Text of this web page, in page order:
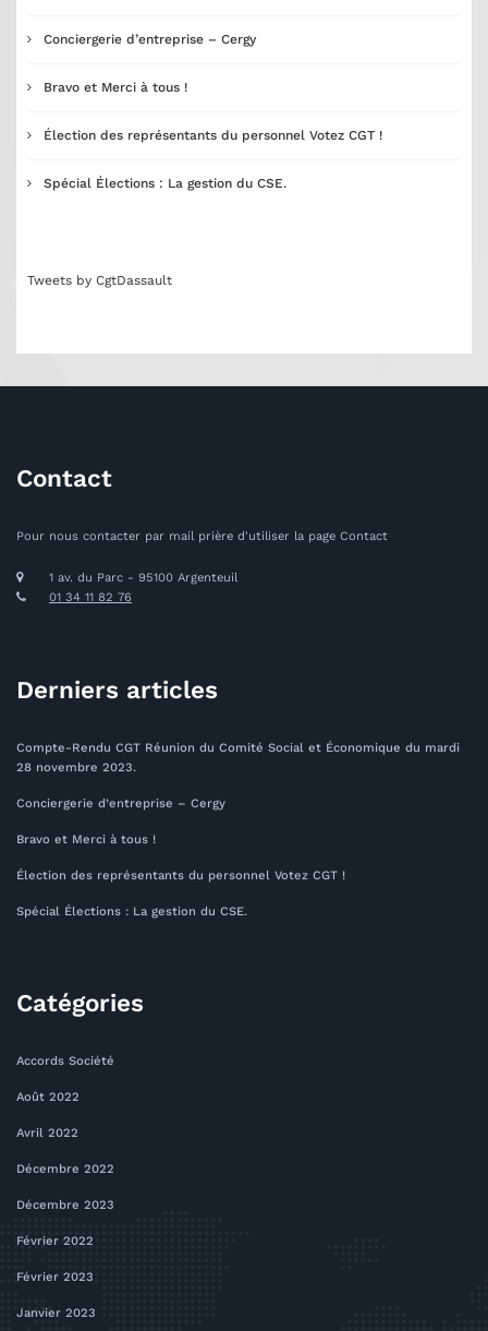
Conciergerie d’entreprise – Cergy
Bravo et Merci à tous !
Élection des représentants du personnel Votez CGT !
Spécial Élections : La gestion du CSE.
Tweets by CgtDassault
Contact
Pour nous contacter par mail prière d'utiliser la page Contact
1 av. du Parc - 95100 Argenteuil
01 34 11 82 76
Derniers articles
Compte-Rendu CGT Réunion du Comité Social et Économique du mardi
28 novembre 2023.
Conciergerie d’entreprise – Cergy
Bravo et Merci à tous !
Élection des représentants du personnel Votez CGT !
Spécial Élections : La gestion du CSE.
Catégories
Accords Société
Août 2022
Avril 2022
Décembre 2022
Décembre 2023
Février 2022
Février 2023
Janvier 2023